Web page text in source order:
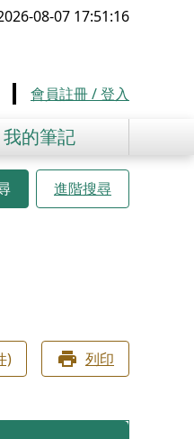
08-07 17:51:16
會員註冊 / 登入
我的筆記
進階搜尋
) 列印